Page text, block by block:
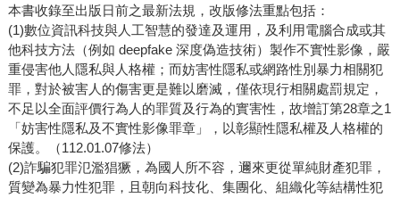
本書收錄至出版日前之最新法規，改版修法重點包括：
(1)數位資訊科技與人工智慧的發達及運用，及利用電腦合成或其
他科技方法（例如 deepfake 深度偽造技術）製作不實性影像，嚴
重侵害他人隱私與人格權；而妨害性隱私或網路性別暴力相關犯
罪，對於被害人的傷害更是難以磨滅，僅依現行相關處罰規定，
不足以全面評價行為人的罪質及行為的實害性，故增訂第28章之1
「妨害性隱私及不實性影像罪章」，以彰顯性隱私權及人格權的
保護。（112.01.07修法）
(2)詐騙犯罪氾濫猖獗，為國人所不容，邇來更從單純財產犯罪，
質變為暴力性犯罪，且朝向科技化、集團化、組織化等結構性犯